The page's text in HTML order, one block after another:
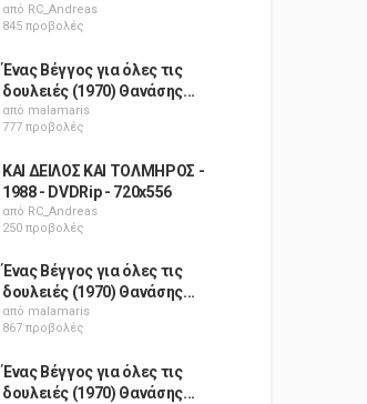
από RC_Andreas
845 προβολές
Ένας Βέγγος για όλες τις
δουλειές (1970) Θανάσης...
από malamaris
777 προβολές
ΚΑΙ ΔΕΙΛΟΣ ΚΑΙ ΤΟΛΜΗΡΟΣ -
1988 - DVDRip - 720x556
από RC_Andreas
250 προβολές
Ένας Βέγγος για όλες τις
δουλειές (1970) Θανάσης...
από malamaris
867 προβολές
Ένας Βέγγος για όλες τις
δουλειές (1970) Θανάσης...